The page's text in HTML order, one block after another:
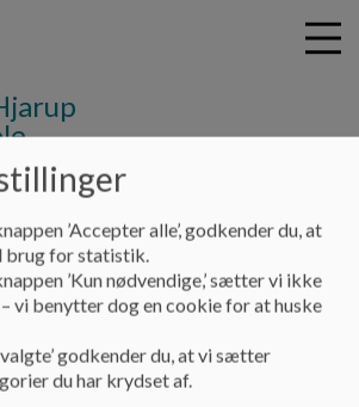
som kognitiv ressource
kognitiv ressource
hele personalegruppen i
som kognitiv ressource".
’Accepter alle’, godkender du, at
for statistik.
’Kun nødvendige,’ sætter vi ikke
vi benytter dog en cookie for at huske
godkender du, at vi sætter
du har krydset af.